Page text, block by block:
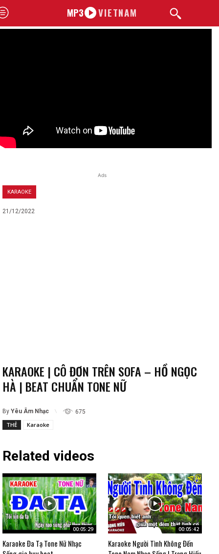
MP3 VIETNAM
Ads
KARAOKE
21/12/2022
KARAOKE | CÔ ĐƠN TRÊN SOFA – HỒ NGỌC
HÀ | BEAT CHUẨN TONE NỮ
By Yêu Âm Nhạc 675
THẺ Karaoke
Related videos
00:05:29
Karaoke Đa Tạ Tone Nữ Nhạc
00:05:42
Karaoke Người Tình Không Đến